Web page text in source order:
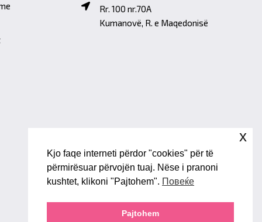
Rr. 100 nr.70A
Kumanovë, R. e Maqedonisë
Kjo faqe interneti përdor "cookies" për të
përmirësuar përvojën tuaj. Nëse i pranoni
kushtet, klikoni "Pajtohem". Повеќе
Pajtohem
x